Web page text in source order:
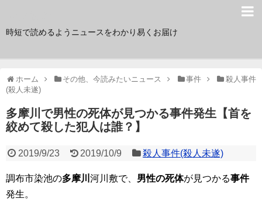
時短で読めるようニュースをわかり易くお届け
ホーム その他、今読みたいニュース 事件
殺人事件
(殺人未遂)
多摩川で男性の死体が見つかる事件発生【首を
絞めて殺した犯人は誰？】
2019/9/23 2019/10/9 殺人事件(殺人未遂)
調布市染池の多摩川 河川敷で、 男性の死体が見つかる事件
発生。